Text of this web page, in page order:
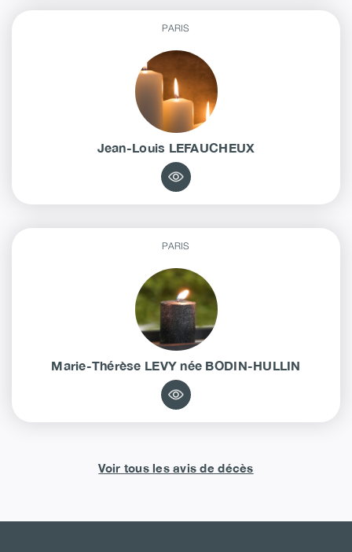
PARIS
Jean-Louis LEFAUCHEUX
PARIS
Marie-Thérèse LEVY née BODIN-HULLIN
Voir tous les avis de décès